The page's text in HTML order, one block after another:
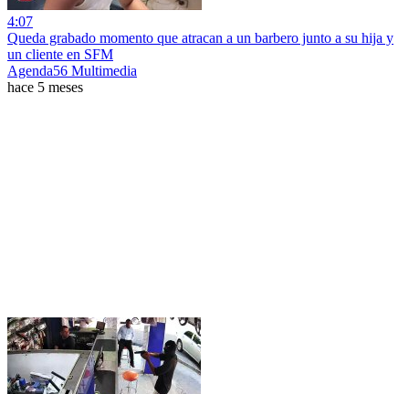
4:07
Queda grabado momento que atracan a un barbero junto a su hija y
un cliente en SFM
Agenda56 Multimedia
hace 5 meses